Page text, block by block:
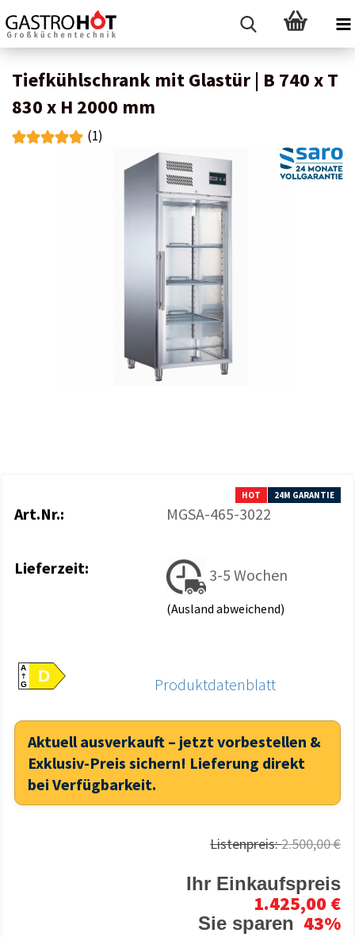
Tiefkühlschrank mit Glastür | B 740 x T
830 x H 2000 mm
(1)
HOT 24M GARANTIE
Art.Nr.: MGSA-465-3022
Lieferzeit: 3-5 Wochen
(Ausland abweichend)
A
GD Produktdatenblatt
Aktuell ausverkauft – jetzt vorbestellen &
Exklusiv-Preis sichern! Lieferung direkt
bei Verfügbarkeit.
Listenpreis:2.500,00 €
Ihr Einkaufspreis
1.425,00 €
Sie sparen 43%